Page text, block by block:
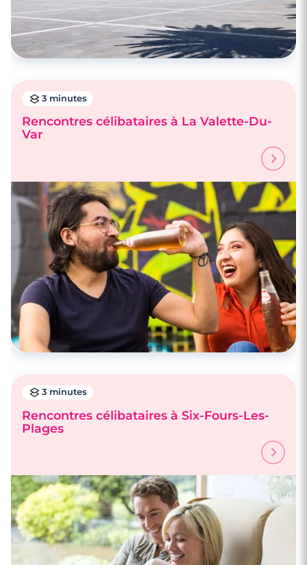
4 minutes
Rencontre à Lorgues
4 minutes
Rencontre à Le Luc
3 minutes
Rencontres célibataires à La Valette-Du-
Var
3 minutes
Rencontres célibataires à Six-Fours-Les-
Plages